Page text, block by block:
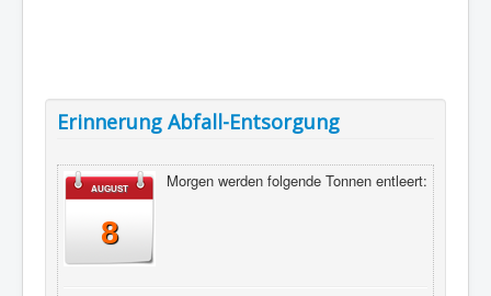
Erinnerung Abfall-Entsorgung
AUGUST
8
Morgen werden folgende Tonnen entleert: